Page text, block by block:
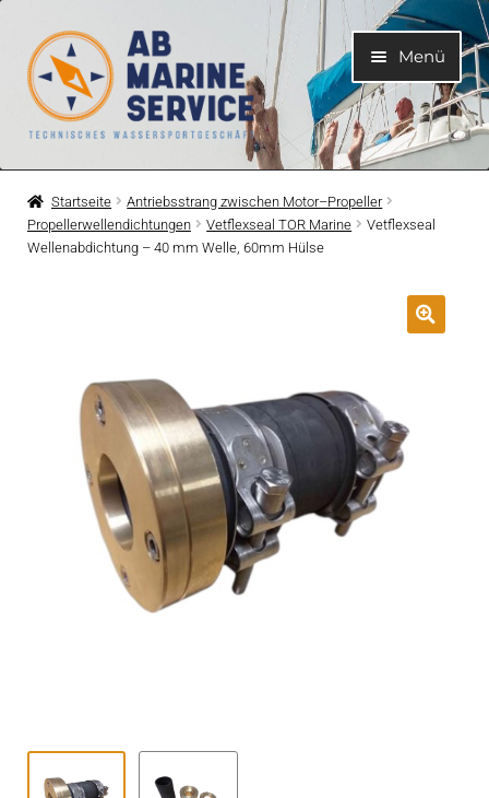
Zur
Navigation
springen
Zum
Inhalt
springen
Menü
Home
Motoren
öffnen
Kühlsystem
Kontakt
Technikblog
Startseite
Antriebsstrang zwischen Motor–Propeller
Propellerwellendichtungen
Vetflexseal TOR Marine
Vetflexseal
Wellenabdichtung – 40 mm Welle, 60mm Hülse